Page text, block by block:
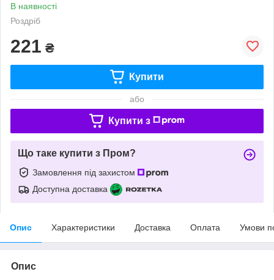
В наявності
Роздріб
221 ₴
Купити
або
Купити з
Що таке купити з Пром?
Замовлення під захистом
Доступна доставка
Опис Характеристики Доставка Оплата Умови
Опис